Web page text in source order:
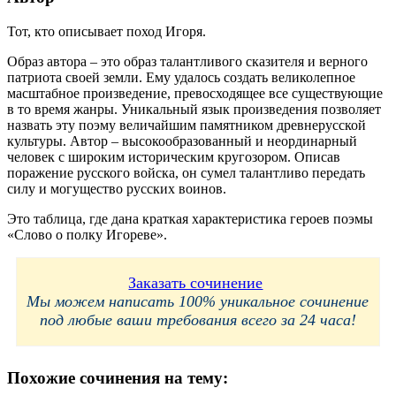
Тот, кто описывает поход Игоря.
Образ автора – это образ талантливого сказителя и верного
патриота своей земли. Ему удалось создать великолепное
масштабное произведение, превосходящее все существующие
в то время жанры. Уникальный язык произведения позволяет
назвать эту поэму величайшим памятником древнерусской
культуры. Автор – высокообразованный и неординарный
человек с широким историческим кругозором. Описав
поражение русского войска, он сумел талантливо передать
силу и могущество русских воинов.
Это таблица, где дана краткая характеристика героев поэмы
«Слово о полку Игореве».
Заказать сочинение
Мы можем написать 100% уникальное сочинение
под любые ваши требования всего за 24 часа!
Похожие сочинения на тему: